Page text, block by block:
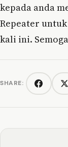
kepada anda
Repeater
kali ini.
SHARE: Facebook